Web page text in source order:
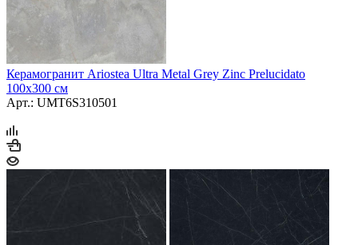
Керамогранит Ariostea Ultra Metal Grey Zinc Prelucidato
100х300 см
Арт.: UMT6S310501